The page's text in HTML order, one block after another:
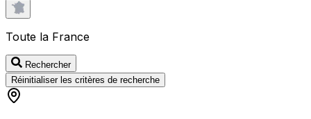
Toute la France
Rechercher
Réinitialiser les critères de recherche